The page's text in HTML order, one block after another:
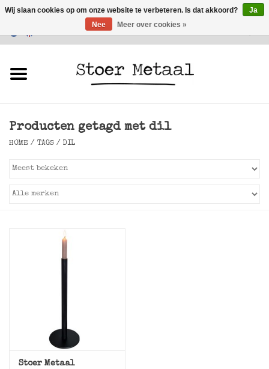
Klantenservice
Verlichting
SALE
Producten getagd met dil
HOME / TAGS / DIL
Stoer Metaal
Wij slaan cookies op om onze website te verbeteren. Is dat akkoord?
Ja
Nee
Meer over cookies »